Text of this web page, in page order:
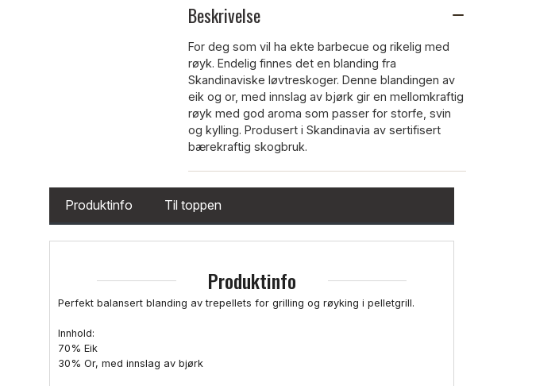
Beskrivelse
For deg som vil ha ekte barbecue og rikelig med
røyk. Endelig finnes det en blanding fra
Skandinaviske løvtreskoger. Denne blandingen av
eik og or, med innslag av bjørk gir en mellomkraftig
røyk med god aroma som passer for storfe, svin
og kylling. Produsert i Skandinavia av sertifisert
bærekraftig skogbruk.
Produktinfo Til toppen
Produktinfo
Perfekt balansert blanding av trepellets for grilling og røyking i pelletgrill.
Innhold:
70% Eik
30% Or, med innslag av bjørk